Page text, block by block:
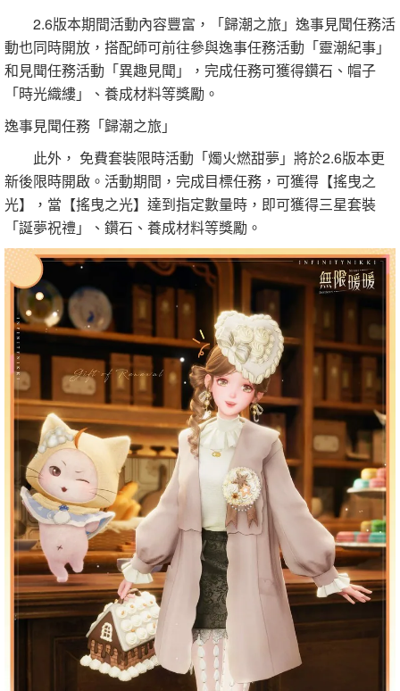
2.6版本期間活動內容豐富，「歸潮之旅」逸事見聞任務活
動也同時開放，搭配師可前往參與逸事任務活動「靈潮紀事」
和見聞任務活動「異趣見聞」，完成任務可獲得鑽石、帽子
「時光織縷」、養成材料等獎勵。
逸事見聞任務「歸潮之旅」
此外， 免費套裝限時活動「燭火燃甜夢」將於2.6版本更
新後限時開啟。活動期間，完成目標任務，可獲得【搖曳之
光】，當【搖曳之光】達到指定數量時，即可獲得三星套裝
「誕夢祝禮」、鑽石、養成材料等獎勵。